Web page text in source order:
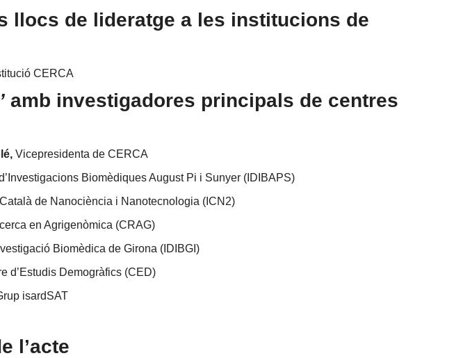
llocs de lideratge a les institucions de
CERCA
amb investigadores principals de centres
Vicepresidenta de CERCA
Biomèdiques August Pi i Sunyer (IDIBAPS)
de Nanociència i Nanotecnologia (ICN2)
en Agrigenòmica (CRAG)
Biomèdica de Girona (IDIBGI)
d’Estudis Demogràfics (CED)
isardSAT
l’acte